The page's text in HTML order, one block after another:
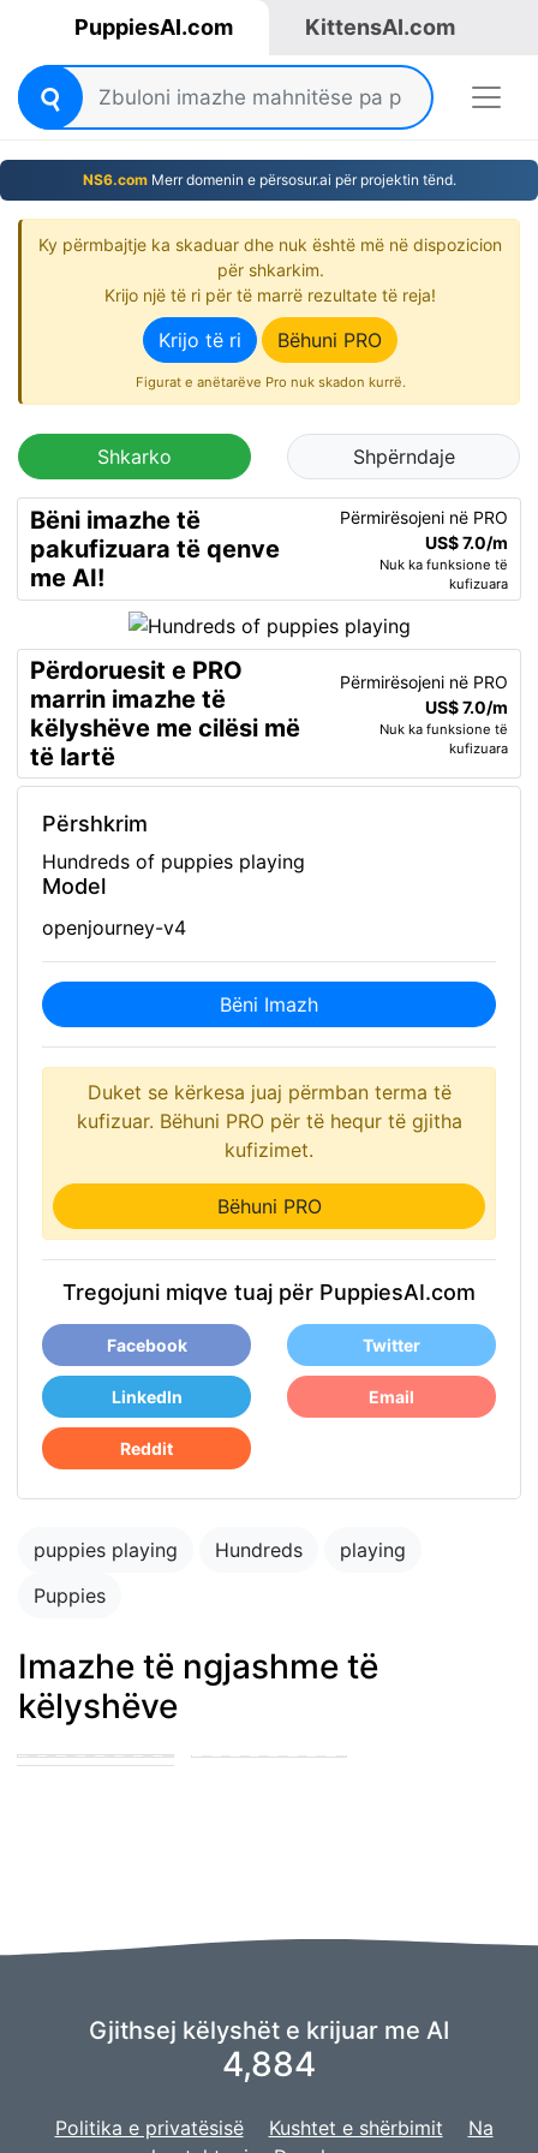
PuppiesAI.com KittensAI.com
NS6.comMerr domenin e përsosur.ai për projektin tënd.
Ky përmbajtje ka skaduar dhe nuk është më në dispozicion
për shkarkim.
Krijo një të ri për të marrë rezultate të reja!
Krijo të ri Bëhuni PRO
Figurat e anëtarëve Pro nuk skadon kurrë.
Shkarko Shpërndaje
Bëni imazhe të
pakufizuara të qenve
me AI!
Përmirësojeni në PRO
US$ 7.0/m
Nuk ka funksione të
kufizuara
Përdoruesit e PRO
marrin imazhe të
këlyshëve me cilësi më
të lartë
Përmirësojeni në PRO
US$ 7.0/m
Nuk ka funksione të
kufizuara
Përshkrim
Hundreds of puppies playing
Model
openjourney-v4
Bëni Imazh
Duket se kërkesa juaj përmban terma të
kufizuar. Bëhuni PRO për të hequr të gjitha
kufizimet.
Bëhuni PRO
Tregojuni miqve tuaj për PuppiesAI.com
Facebook Twitter
LinkedIn Email
Reddit
puppies playing Hundreds
playing
Puppies
Imazhe të ngjashme të
këlyshëve
Blue merle
cattledog and
german shepard
puppy in the park
puppies
Gjithsej këlyshët e krijuar me AI
4,884
Politika e privatësisë Kushtet e shërbimit
Na